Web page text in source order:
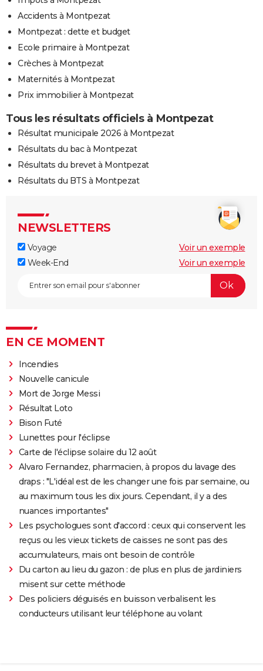
Accidents à Montpezat
Montpezat : dette et budget
Ecole primaire à Montpezat
Crèches à Montpezat
Maternités à Montpezat
Prix immobilier à Montpezat
Tous les résultats officiels à Montpezat
Résultat municipale 2026 à Montpezat
Résultats du bac à Montpezat
Résultats du brevet à Montpezat
Résultats du BTS à Montpezat
NEWSLETTERS
Voyage
Voir un exemple
Week-End
Voir un exemple
EN CE MOMENT
Incendies
Nouvelle canicule
Mort de Jorge Messi
Résultat Loto
Bison Futé
Lunettes pour l'éclipse
Carte de l'éclipse solaire du 12 août
Alvaro Fernandez, pharmacien, à propos du lavage des
draps : "L'idéal est de les changer une fois par semaine, ou
au maximum tous les dix jours. Cependant, il y a des
nuances importantes"
Les psychologues sont d'accord : ceux qui conservent les
reçus ou les vieux tickets de caisses ne sont pas des
accumulateurs, mais ont besoin de contrôle
Du carton au lieu du gazon : de plus en plus de jardiniers
misent sur cette méthode
Des policiers déguisés en buisson verbalisent les
conducteurs utilisant leur téléphone au volant